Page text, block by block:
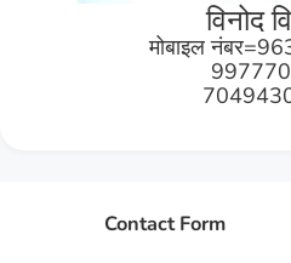
विनोद
मोबाइल
Contact Form